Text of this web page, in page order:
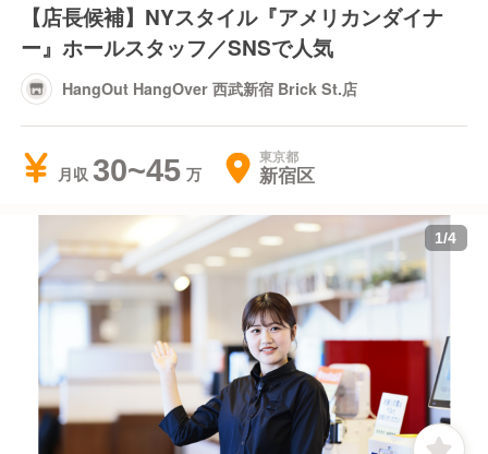
【店長候補】NYスタイル『アメリカンダイナ
ー』ホールスタッフ／SNSで人気
HangOut HangOver 西武新宿 Brick St.店
月収 30~45 東京都
新宿区
1/4